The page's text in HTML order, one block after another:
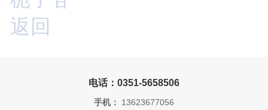
返回
电话：0351-5658506
手机： 13623677056